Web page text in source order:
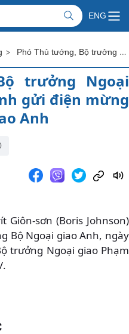
ENG
> Phó Thủ tướng, Bộ trưởng Ngoại giao Phạm Bình Minh gửi điện mừng Bộ trưởng Ngoại giao Anh
trưởng Ngoại
gửi điện mừng
Anh
Giôn-sơn (Boris Johnson)
Bộ Ngoại giao Anh, ngày
trưởng Ngoại giao Phạm
.